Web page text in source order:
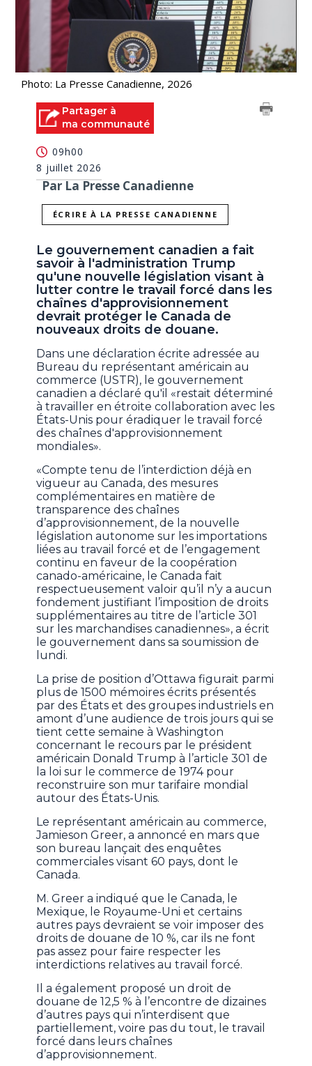
Photo: La Presse Canadienne, 2026
Partager à
ma communauté
09h00
8 juillet 2026
Par La Presse Canadienne
ÉCRIRE À LA PRESSE CANADIENNE
Le gouvernement canadien a fait
savoir à l'administration Trump
qu'une nouvelle législation visant à
lutter contre le travail forcé dans les
chaînes d'approvisionnement
devrait protéger le Canada de
nouveaux droits de douane.
Dans une déclaration écrite adressée au
Bureau du représentant américain au
commerce (USTR), le gouvernement
canadien a déclaré qu'il «restait déterminé
à travailler en étroite collaboration avec les
États-Unis pour éradiquer le travail forcé
des chaînes d'approvisionnement
mondiales».
«Compte tenu de l’interdiction déjà en
vigueur au Canada, des mesures
complémentaires en matière de
transparence des chaînes
d’approvisionnement, de la nouvelle
législation autonome sur les importations
liées au travail forcé et de l’engagement
continu en faveur de la coopération
canado-américaine, le Canada fait
respectueusement valoir qu’il n’y a aucun
fondement justifiant l’imposition de droits
supplémentaires au titre de l’article 301
sur les marchandises canadiennes», a écrit
le gouvernement dans sa soumission de
lundi.
La prise de position d’Ottawa figurait parmi
plus de 1500 mémoires écrits présentés
par des États et des groupes industriels en
amont d’une audience de trois jours qui se
tient cette semaine à Washington
concernant le recours par le président
américain Donald Trump à l’article 301 de
la loi sur le commerce de 1974 pour
reconstruire son mur tarifaire mondial
autour des États-Unis.
Le représentant américain au commerce,
Jamieson Greer, a annoncé en mars que
son bureau lançait des enquêtes
commerciales visant 60 pays, dont le
Canada.
M. Greer a indiqué que le Canada, le
Mexique, le Royaume-Uni et certains
autres pays devraient se voir imposer des
droits de douane de 10 %, car ils ne font
pas assez pour faire respecter les
interdictions relatives au travail forcé.
Il a également proposé un droit de
douane de 12,5 % à l’encontre de dizaines
d’autres pays qui n’interdisent que
partiellement, voire pas du tout, le travail
forcé dans leurs chaînes
d’approvisionnement.